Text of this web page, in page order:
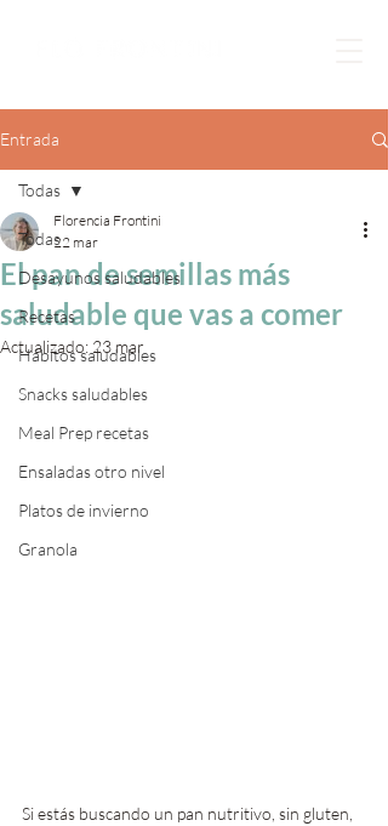
Entrada
Todas
Desayunos saludables
Recetas
Hábitos saludables
Snacks saludables
Meal Prep recetas
Ensaladas otro nivel
Platos de invierno
Granola
Todas
El pan de semillas más
saludable que vas a comer
Florencia Frontini
22 mar
Actualizado: 23 mar
Si estás buscando un pan nutritivo, sin gluten,